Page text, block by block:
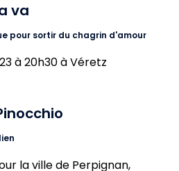
va
pour sortir du chagrin d'amour
à 20h30 à Véretz
la ville de Perpignan,